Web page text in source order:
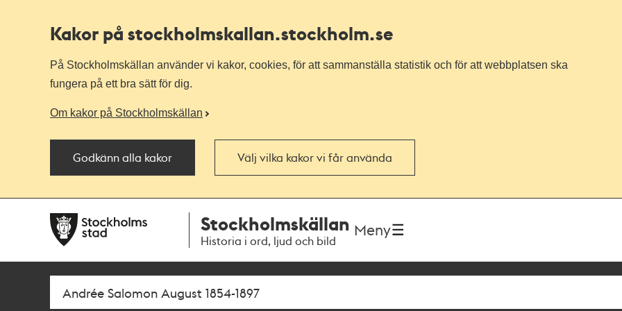
Kakor på stockholmskallan.stockholm.se
På Stockholmskällan använder vi kakor, cookies, för att sammanställa statistik och för att webbplatsen ska
fungera på ett bra sätt för dig.
Om kakor på Stockholmskällan
Godkänn alla kakor Välj vilka kakor vi får använda
navigationen
huvudinnehållet
Stockholmskällan
Historia i ord, ljud och bild
Meny
Sök